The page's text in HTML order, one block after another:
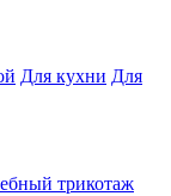
Для кухни Для
трикотаж